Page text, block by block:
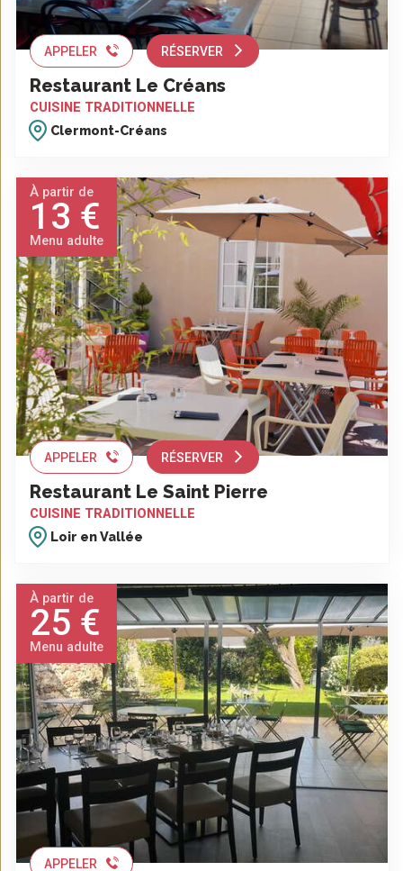
APPELER RÉSERVER
Restaurant Le Créans
CUISINE TRADITIONNELLE
Clermont-Créans
À partir de
13 €
Menu adulte
APPELER RÉSERVER
Restaurant Le Saint Pierre
CUISINE TRADITIONNELLE
Loir en Vallée
À partir de
25 €
Menu adulte
APPELER